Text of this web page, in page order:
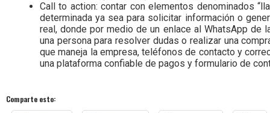
Call to action: contar con elementos denominados
determinada ya sea para solicitar información o
real, donde por medio de un enlace al WhatsApp de
una persona para resolver dudas o realizar una
que maneja la empresa, teléfonos de contacto y
una plataforma confiable de pagos y formulario de
Comparte esto: